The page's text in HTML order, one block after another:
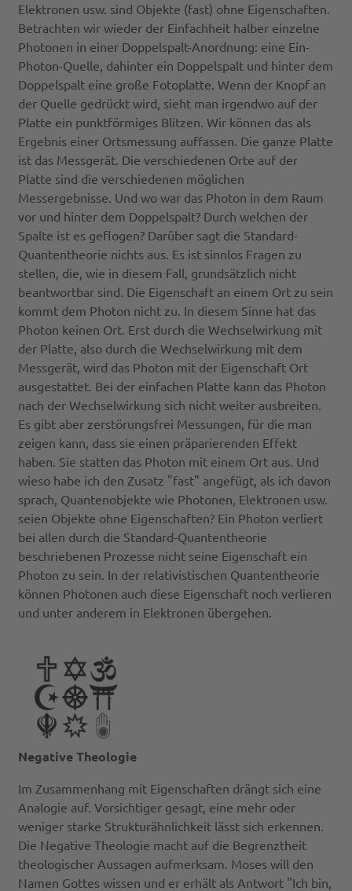
Elektronen usw. sind Objekte (fast) ohne Eigenschaften.
Betrachten wir wieder der Einfachheit halber einzelne
Photonen in einer Doppelspalt-Anordnung: eine Ein-
Photon-Quelle, dahinter ein Doppelspalt und hinter dem
Doppelspalt eine große Fotoplatte. Wenn der Knopf an
der Quelle gedrückt wird, sieht man irgendwo auf der
Platte ein punktförmiges Blitzen. Wir können das als
Ergebnis einer Ortsmessung auffassen. Die ganze Platte
ist das Messgerät. Die verschiedenen Orte auf der
Platte sind die verschiedenen möglichen
Messergebnisse. Und wo war das Photon in dem Raum
vor und hinter dem Doppelspalt? Durch welchen der
Spalte ist es geflogen? Darüber sagt die Standard-
Quantentheorie nichts aus. Es ist sinnlos Fragen zu
stellen, die, wie in diesem Fall, grundsätzlich nicht
beantwortbar sind. Die Eigenschaft an einem Ort zu sein
kommt dem Photon nicht zu. In diesem Sinne hat das
Photon keinen Ort. Erst durch die Wechselwirkung mit
der Platte, also durch die Wechselwirkung mit dem
Messgerät, wird das Photon mit der Eigenschaft Ort
ausgestattet. Bei der einfachen Platte kann das Photon
nach der Wechselwirkung sich nicht weiter ausbreiten.
Es gibt aber zerstörungsfrei Messungen, für die man
zeigen kann, dass sie einen präparierenden Effekt
haben. Sie statten das Photon mit einem Ort aus. Und
wieso habe ich den Zusatz "fast" angefügt, als ich davon
sprach, Quantenobjekte wie Photonen, Elektronen usw.
seien Objekte ohne Eigenschaften? Ein Photon verliert
bei allen durch die Standard-Quantentheorie
beschriebenen Prozesse nicht seine Eigenschaft ein
Photon zu sein. In der relativistischen Quantentheorie
können Photonen auch diese Eigenschaft noch verlieren
und unter anderem in Elektronen übergehen.
Negative Theologie
Im Zusammenhang mit Eigenschaften drängt sich eine
Analogie auf. Vorsichtiger gesagt, eine mehr oder
weniger starke Strukturähnlichkeit lässt sich erkennen.
Die Negative Theologie macht auf die Begrenztheit
theologischer Aussagen aufmerksam. Moses will den
Namen Gottes wissen und er erhält als Antwort "Ich bin,